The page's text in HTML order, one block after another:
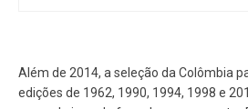
Além de 2014, a seleção da Colômbia
edições de 1962, 1990, 1994, 1998 e